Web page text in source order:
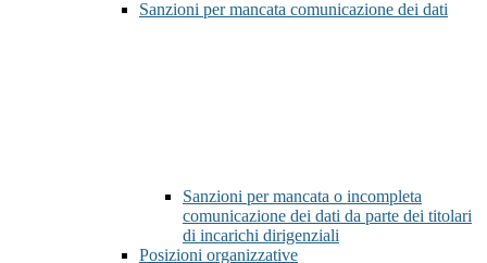
Sanzioni per mancata comunicazione dei dati
Sanzioni per mancata o incompleta
comunicazione dei dati da parte dei titolari
di incarichi dirigenziali
Posizioni organizzative